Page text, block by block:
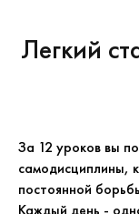
Легкий
За 12 уроков вы
самодисциплины,
постоянной
Каждый день -